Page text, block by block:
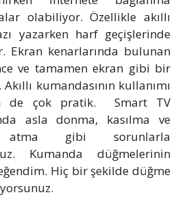
olabiliyor. Özellikle akıllı
yazarken harf geçişlerinde
Ekran kenarlarında bulunan
ve tamamen ekran gibi bir
kumandasının kullanımı
de çok pratik. Smart TV
asla donma, kasılma ve
atma gibi sorunlarla
Kumanda düğmelerinin
Hiç bir şekilde düğme